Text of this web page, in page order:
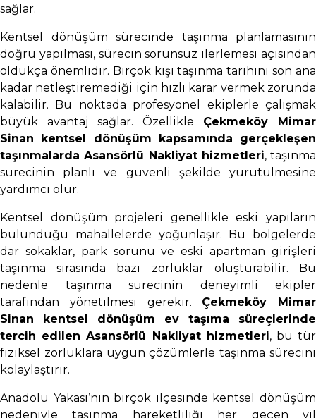
sağlar.
Kentsel dönüşüm sürecinde taşınma planlamasının
doğru yapılması, sürecin sorunsuz ilerlemesi açısından
oldukça önemlidir. Birçok kişi taşınma tarihini son ana
kadar netleştiremediği için hızlı karar vermek zorunda
kalabilir. Bu noktada profesyonel ekiplerle çalışmak
büyük avantaj sağlar. Özellikle Çekmeköy Mimar
Sinan kentsel dönüşüm kapsamında gerçekleşen
taşınmalarda Asansörlü Nakliyat hizmetleri, taşınma
sürecinin planlı ve güvenli şekilde yürütülmesine
yardımcı olur.
Kentsel dönüşüm projeleri genellikle eski yapıların
bulunduğu mahallelerde yoğunlaşır. Bu bölgelerde
dar sokaklar, park sorunu ve eski apartman girişleri
taşınma sırasında bazı zorluklar oluşturabilir. Bu
nedenle taşınma sürecinin deneyimli ekipler
tarafından yönetilmesi gerekir. Çekmeköy Mimar
Sinan kentsel dönüşüm ev taşıma süreçlerinde
tercih edilen Asansörlü Nakliyat hizmetleri, bu tür
fiziksel zorluklara uygun çözümlerle taşınma sürecini
kolaylaştırır.
Anadolu Yakası’nın birçok ilçesinde kentsel dönüşüm
nedeniyle taşınma hareketliliği her geçen yıl